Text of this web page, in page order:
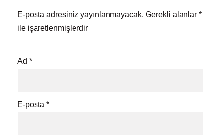
E-posta adresiniz yayınlanmayacak. Gerekli alanlar *
ile işaretlenmişlerdir
Ad *
E-posta *